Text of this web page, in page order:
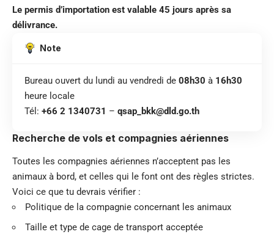
Le permis d’importation est valable 45 jours après sa
délivrance.
Note
Bureau ouvert du lundi au vendredi de 08h30 à 16h30
heure locale
Tél: +66 2 1340731 – qsap_bkk@dld.go.th
Recherche de vols et compagnies aériennes
Toutes les compagnies aériennes n’acceptent pas les
animaux à bord, et celles qui le font ont des règles strictes.
Voici ce que tu devrais vérifier :
Politique de la compagnie concernant les animaux
Taille et type de cage de transport acceptée